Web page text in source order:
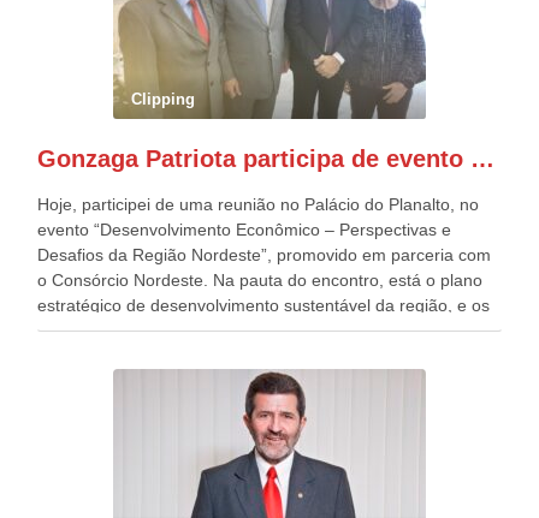
anualmente dos desfiles de Sete de Setembro, na
Esplanada dos Ministérios, em Brasília. Este ano, o governo
preparou espaços com cadeiras e coberturas, para 30.000
pessoas, só que o número de Patriotas Brasileiros
Independentes, dobrou na Esplanada. Eu, Lula e os
Patriota.
Clipping
Gonzaga Patriota participa de evento em prol do desenvolvimento do Nordeste
Hoje, participei de uma reunião no Palácio do Planalto, no
evento “Desenvolvimento Econômico – Perspectivas e
Desafios da Região Nordeste”, promovido em parceria com
o Consórcio Nordeste. Na pauta do encontro, está o plano
estratégico de desenvolvimento sustentável da região, e os
desafios para a elaboração de políticas públicas, que
evento contou com a presença do Vice-presidente Geraldo
Alckmin, que também ocupa o Ministério do
Desenvolvimento, Indústria, Comércio e Serviços, o ex
governador de Pernambuco, agora Presidente do Banco do
Nordeste, Paulo Câmara, o ex Deputado Federal, e
atualmente Superintendente da SUDENE, Danilo Cabral, da